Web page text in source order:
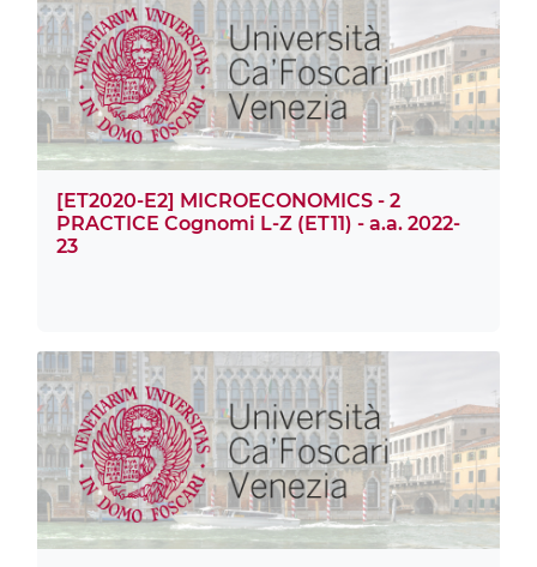
[ET2020-E2] MICROECONOMICS - 2
PRACTICE Cognomi L-Z (ET11) - a.a. 2022-
23